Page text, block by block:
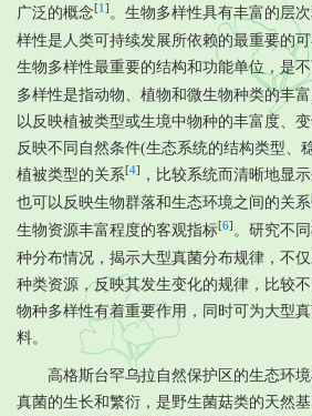
广泛的概念[1 ] 。生物多样性具有丰富的层
样性是人类可持续发展所依赖的最重要的
生物多样性最重要的结构和功能单位，是
多样性是指动物、植物和微生物种类的丰
以反映植被类型或生境中物种的丰富度、
反映不同自然条件(生态系统的结构类型、
植被类型的关系[4]
，比较系统而清晰地显
也可以反映生物群落和生态环境之间的关系
生物资源丰富程度的客观指标[6] 。研究不
种分布情况，揭示大型真菌分布规律，不
种类资源，反映其发生变化的规律，比较
物种多样性有着重要作用，同时可为大型
料。
高格斯台罕乌拉自然保护区的生态环
真菌的生长和繁衍，是野生菌菇类的天然